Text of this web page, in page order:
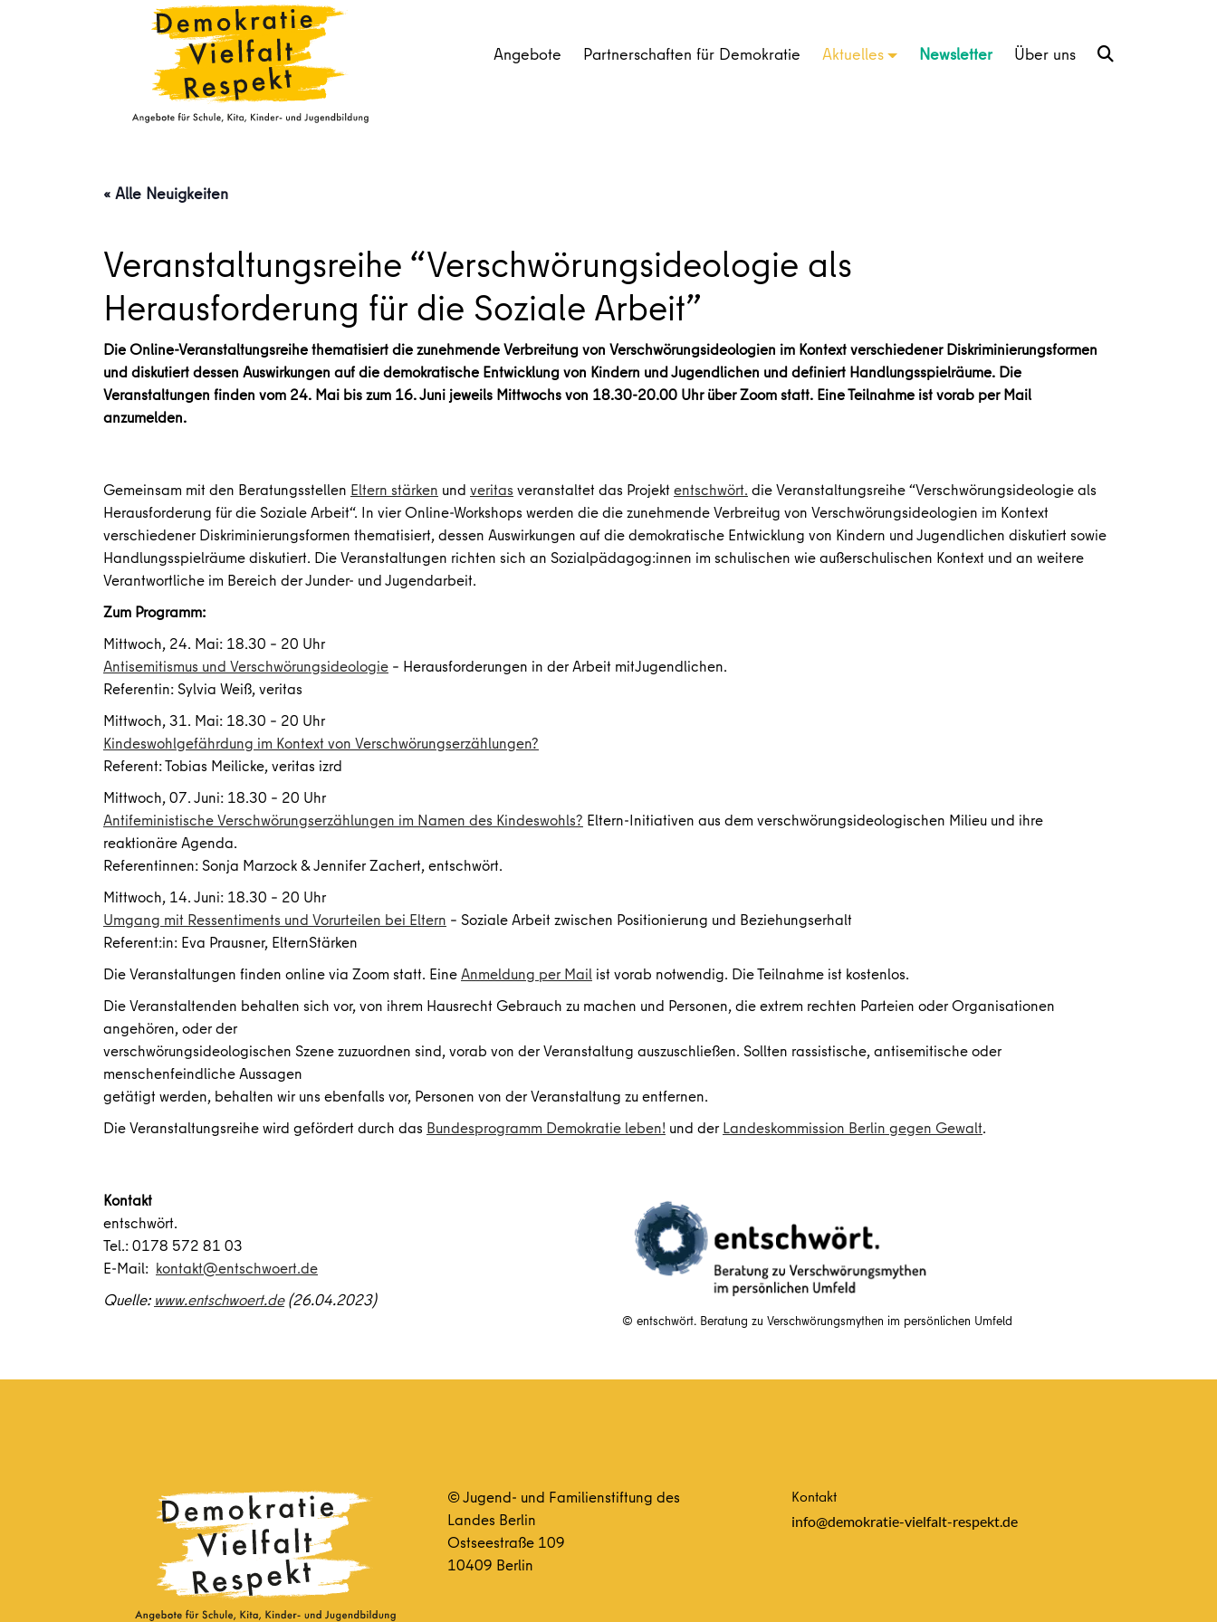
Angebote Partnerschaften für Demokratie Aktuelles Newsletter Über uns
« Alle Neuigkeiten
Veranstaltungsreihe “Verschwörungsideologie als
Herausforderung für die Soziale Arbeit”
Die Online-Veranstaltungsreihe thematisiert die zunehmende Verbreitung von Verschwörungsideologien im Kontext verschiedener Diskriminierungsformen
und diskutiert dessen Auswirkungen auf die demokratische Entwicklung von Kindern und Jugendlichen und definiert Handlungsspielräume. Die
Veranstaltungen finden vom 24. Mai bis zum 16. Juni jeweils Mittwochs von 18.30-20.00 Uhr über Zoom statt. Eine Teilnahme ist vorab per Mail
anzumelden.
Gemeinsam mit den Beratungsstellen Eltern stärken und veritas veranstaltet das Projektentschwört. die Veranstaltungsreihe “Verschwörungsideologie als
Herausforderung für die Soziale Arbeit“. In vier Online-Workshops werden die die zunehmende Verbreitug von Verschwörungsideologien im Kontext
verschiedener Diskriminierungsformen thematisiert, dessen Auswirkungen auf die demokratische Entwicklung von Kindern und Jugendlichen diskutiert sowie
Handlungsspielräume diskutiert. Die Veranstaltungen richten sich an Sozialpädagog:innen im schulischen wie außerschulischen Kontext und an weitere
Verantwortliche im Bereich der Junder- und Jugendarbeit.
Zum Programm:
Mittwoch, 24. Mai: 18.30 – 20 Uhr
Antisemitismus und Verschwörungsideologie – Herausforderungen in der Arbeit mitJugendlichen.
Referentin: Sylvia Weiß, veritas
Mittwoch, 31. Mai: 18.30 – 20 Uhr
Kindeswohlgefährdung im Kontext von Verschwörungserzählungen?
Referent: Tobias Meilicke, veritas izrd
Mittwoch, 07. Juni: 18.30 – 20 Uhr
Antifeministische Verschwörungserzählungen im Namen des Kindeswohls? Eltern-Initiativen aus dem verschwörungsideologischen Milieu und ihre
reaktionäre Agenda.
Referentinnen: Sonja Marzock & Jennifer Zachert, entschwört.
Mittwoch, 14. Juni: 18.30 – 20 Uhr
Umgang mit Ressentiments und Vorurteilen bei Eltern – Soziale Arbeit zwischen Positionierung und Beziehungserhalt
Referent:in: Eva Prausner, ElternStärken
Die Veranstaltungen finden online via Zoom statt. EineAnmeldung per Mail ist vorab notwendig. Die Teilnahme ist kostenlos.
Die Veranstaltenden behalten sich vor, von ihrem Hausrecht Gebrauch zu machen und Personen, die extrem rechten Parteien oder Organisationen
angehören, oder der
verschwörungsideologischen Szene zuzuordnen sind, vorab von der Veranstaltung auszuschließen. Sollten rassistische, antisemitische oder
menschenfeindliche Aussagen
getätigt werden, behalten wir uns ebenfalls vor, Personen von der Veranstaltung zu entfernen.
Die Veranstaltungsreihe wird gefördert durch das Bundesprogramm Demokratie leben! und derLandeskommission Berlin gegen Gewalt.
Kontakt
entschwört.
Tel.: 0178 572 81 03
E-Mail: kontakt@entschwoert.de
Quelle: www.entschwoert.de(26.04.2023)
© entschwört. Beratung zu Verschwörungsmythen im persönlichen Umfeld
© Jugend- und Familienstiftung des
Landes Berlin
Ostseestraße 109
10409 Berlin
Kontakt
info@demokratie-vielfalt-respekt.de